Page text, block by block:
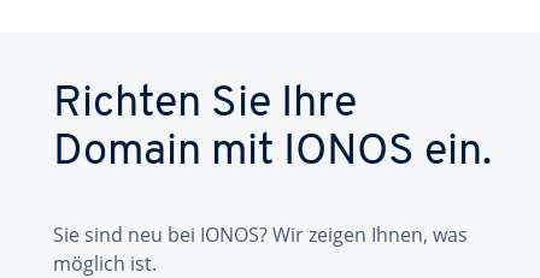
Richten Sie Ihre
Domain mit IONOS ein.
Sie sind neu bei IONOS? Wir zeigen Ihnen, was
möglich ist.